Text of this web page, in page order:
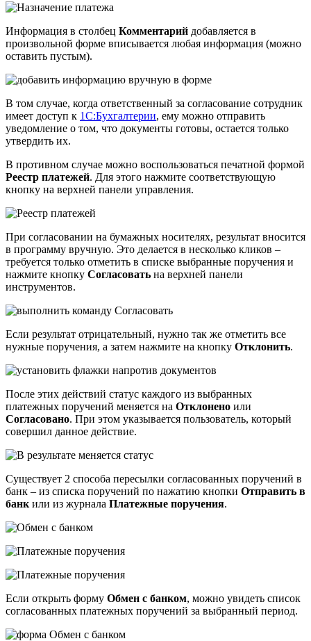
Информация в столбец Комментарий добавляется в
произвольной форме вписывается любая информация (можно
оставить пустым).
В том случае, когда ответственный за согласование сотрудник
имеет доступ к 1С:Бухгалтерии, ему можно отправить
уведомление о том, что документы готовы, остается только
утвердить их.
В противном случае можно воспользоваться печатной формой
Реестр платежей. Для этого нажмите соответствующую
кнопку на верхней панели управления.
При согласовании на бумажных носителях, результат вносится
в программу вручную. Это делается в несколько кликов –
требуется только отметить в списке выбранные поручения и
нажмите кнопку Согласовать на верхней панели
инструментов.
Если результат отрицательный, нужно так же отметить все
нужные поручения, а затем нажмите на кнопку Отклонить.
После этих действий статус каждого из выбранных
платежных поручений меняется на Отклонено или
Согласовано. При этом указывается пользователь, который
совершил данное действие.
Существует 2 способа пересылки согласованных поручений в
банк – из списка поручений по нажатию кнопки Отправить в
банк или из журнала Платежные поручения.
Если открыть форму Обмен с банком, можно увидеть список
согласованных платежных поручений за выбранный период.